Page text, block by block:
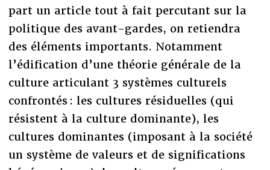
part un article tout à fait percutant sur la
politique des avant-gardes, on retiendra
des éléments importants. Notamment
l’édification d’une théorie générale de la
culture articulant 3 systèmes culturels
confrontés : les cultures résiduelles (qui
résistent à la culture dominante), les
cultures dominantes (imposant à la société
un système de valeurs et de significations